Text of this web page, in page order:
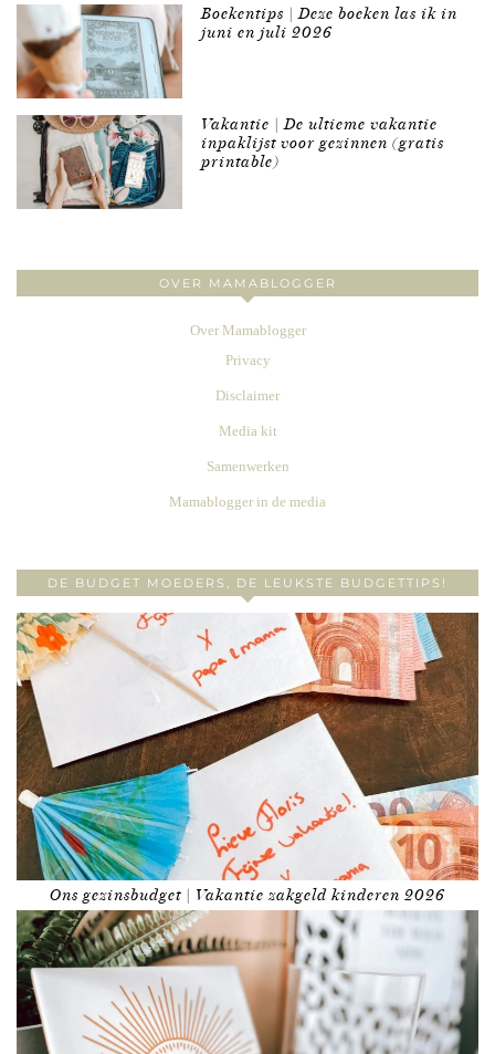
Boekentips | Deze boeken las ik in
juni en juli 2026
Vakantie | De ultieme vakantie
inpaklijst voor gezinnen (gratis
printable)
OVER MAMABLOGGER
Over Mamablogger
Privacy
Disclaimer
Media kit
Samenwerken
Mamablogger in de media
DE BUDGET MOEDERS, DE LEUKSTE BUDGETTIPS!
Ons gezinsbudget | Vakantie zakgeld kinderen 2026